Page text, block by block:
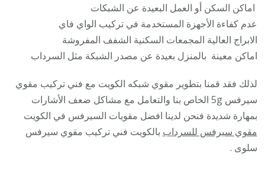
اماكن السكن أو العمل البعيدة عن الشبكات
عدم كفاءة الأجهزة المستخدمة في تركيب الواي فاي
الابراج العالية المجمعات السكنية الشفف المفروشة
اماكن معينة بالمنزل بعيدة عن مصدر الشبكة مثل السرداب
لذلك فقد قمنا بتطوير مقوي شبكه الكويت مع فني تركيب مقوي
سيرفس 5g الخاص بنا والتعامل مع مشاكل ضعف الأشارات
بمهارة شديدة فنحن لدينا افضل مقويات السيرفس في الكويت
مقوي سيرفس للسرداب بالكويت فني تركيب مقوي سيرفس
سلوى .